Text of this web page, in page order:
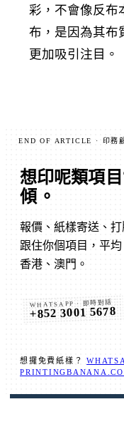
彩，不會像反布
布，是因為其布
更加吸引注目。
END OF ARTICLE · 印務
想印呢類項
傾 。
報價、紙樣寄送、
跟住你個項目，平
香港、澳門。
WHATSAPP · 即時對話
+852 3001 5678
想攞免費紙樣？